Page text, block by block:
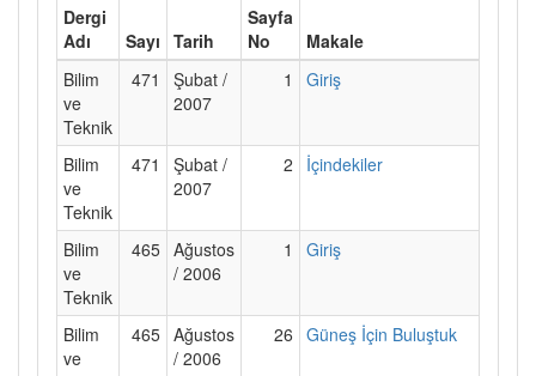
Dergi
Adı
Sayı Tarih
Sayfa
No
Makale
Bilim
ve
Teknik
471
Şubat /
2007
1 Giriş
Bilim
ve
Teknik
471
Şubat /
2007
2 İçindekiler
Bilim
ve
Teknik
465 Ağustos
/ 2006
1 Giriş
Bilim
ve
465 Ağustos
/ 2006
26 Güneş İçin Buluştuk